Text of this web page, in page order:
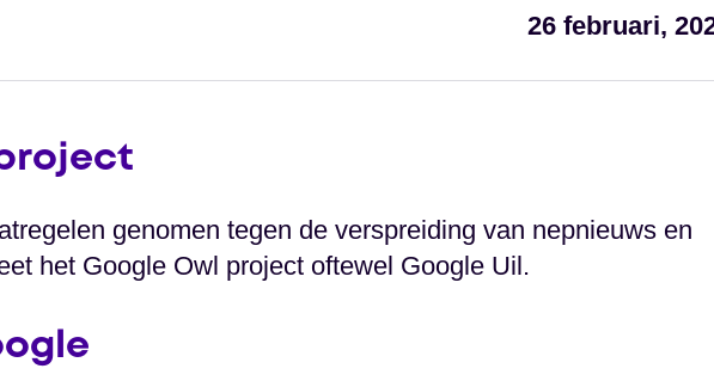
26 februari,
genomen tegen de verspreiding van nepnieuws en
het Google Owl project oftewel Google Uil.